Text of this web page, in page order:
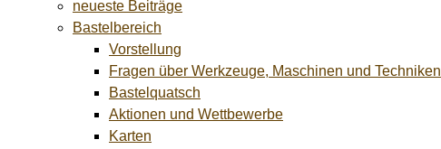
neueste Beiträge
Bastelbereich
Vorstellung
Fragen über Werkzeuge, Maschinen und Techniken
Bastelquatsch
Aktionen und Wettbewerbe
Karten